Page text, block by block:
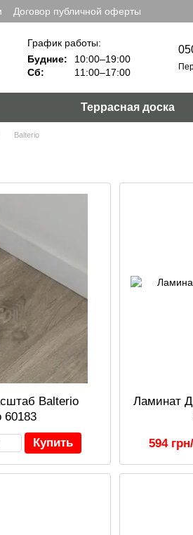
Договор публичной оферты
График работы:
Будние:
10:00–19:00
Сб:
11:00–17:00
Террасная доска
Balterio
Balterio
60183
Купить
Ламинат
594